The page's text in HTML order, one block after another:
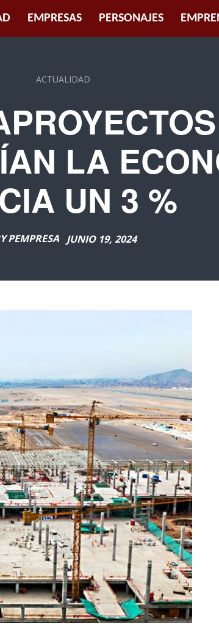
EMPRESAS PERSONAJES
ACTUALIDAD
LA
UN 3 %
PEMPRESA JUNIO 19, 2024